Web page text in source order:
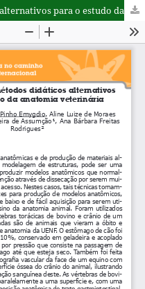
Utilização de métodos didáticos alternativos para o estudo da anatomia veterinária